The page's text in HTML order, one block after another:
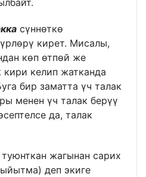
сүннөткө
кирет. Мисалы,
көп өтпөй же
кири келип жатканда
бир заматта үч талак
менен үч талак берүү
да, талак
жагынан сарих
деп экиге